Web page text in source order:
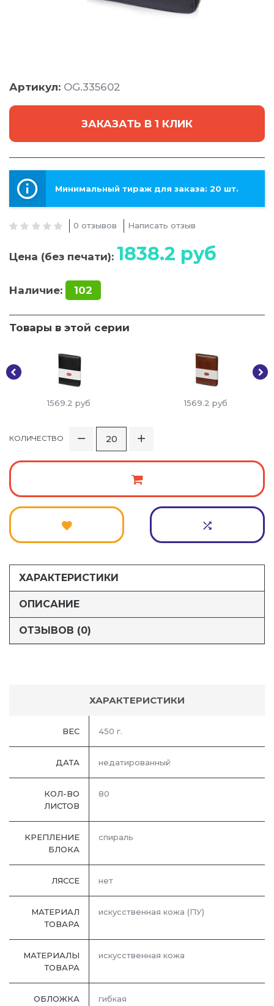
Артикул: OG.335602
ЗАКАЗАТЬ В 1 КЛИК
Минимальный тираж для заказа: 20 шт.
0 отзывов Написать отзыв
Цена (без печати): 1838.2 руб
Наличие: 102
Товары в этой серии
1569.2 руб 1569.2 руб
КОЛИЧЕСТВО
ХАРАКТЕРИСТИКИ
ОПИСАНИЕ
ОТЗЫВОВ (0)
ХАРАКТЕРИСТИКИ
ВЕС 450 г.
ДАТА недатированный
КОЛ-ВО
ЛИСТОВ
80
КРЕПЛЕНИЕ
БЛОКА
спираль
ЛЯССЕ нет
МАТЕРИАЛ
ТОВАРА
искусственная кожа (ПУ)
МАТЕРИАЛЫ
ТОВАРА
искусственная кожа
ОБЛОЖКА гибкая